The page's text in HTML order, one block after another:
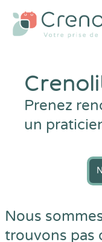
Prenez
un
Nous
trouvons pas